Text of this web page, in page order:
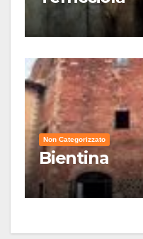
Non Categorizzato
Bientina